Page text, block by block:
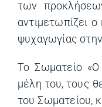
των
αντιμετωπίζει
ψυχαγωγίας
Το Σωματείο «Ο
μέλη του, τους
του Σωματείου,